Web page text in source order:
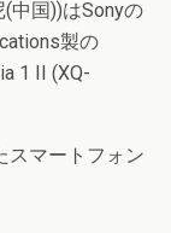
(中国))はSonyの
製の
1 II (XQ-
スマートフォン